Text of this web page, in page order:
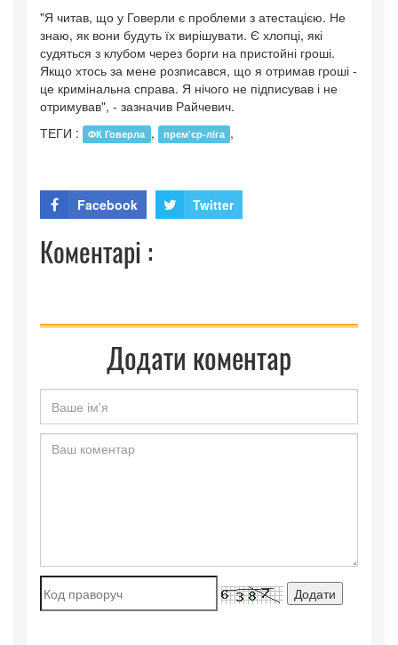
"Я читав, що у Говерли є проблеми з атестацією. Не
знаю, як вони будуть їх вирішувати. Є хлопці, які
судяться з клубом через борги на пристойні гроші.
Якщо хтось за мене розписався, що я отримав гроші -
це кримінальна справа. Я нічого не підписував і не
отримував", - зазначив Райчевич.
ТЕГИ :
ФК Говерла , прем’єр-ліга ,
Facebook Twitter
Коментарі :
Додати коментар